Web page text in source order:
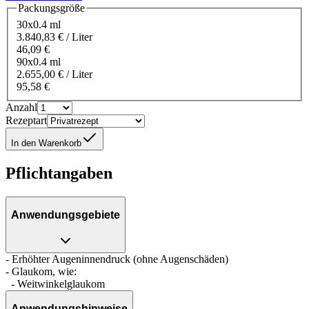
Packungsgröße
30x0.4 ml
3.840,83 € / Liter
46,09 €
90x0.4 ml
2.655,00 € / Liter
95,58 €
Anzahl
Rezeptart
In den Warenkorb
Pflichtangaben
Anwendungsgebiete
- Erhöhter Augeninnendruck (ohne Augenschäden)
- Glaukom, wie:
- Weitwinkelglaukom